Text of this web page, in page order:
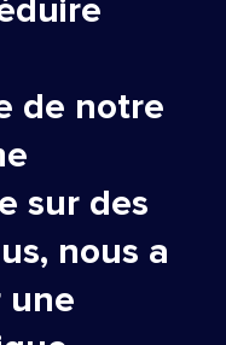
de notre
sur des
nous a
une